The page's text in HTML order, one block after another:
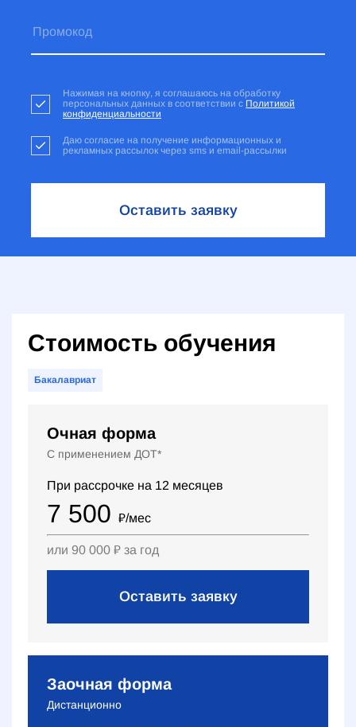
Нажимая на кнопку, я соглашаюсь на обработку
персональных данных в соответствии с Политикой
конфиденциальности
Даю согласие на получение информационных и
рекламных рассылок через sms и email-рассылки
Оставить заявку
Стоимость обучения
Бакалавриат
Очная форма
С применением ДОТ*
При рассрочке на 12 месяцев
7 500 ₽/мес
или 90 000 ₽ за год
Оставить заявку
Заочная форма
Дистанционно